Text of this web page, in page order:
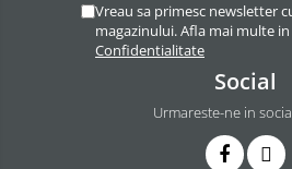
Invertoare
Panouri fotovoltaice
Produse
Amenajare
Baie
Rigole baie: Rigola de scurgere
Vreau sa primesc newsletter
magazinului. Afla mai multe in
Confidentialitate
Social
Urmareste-ne in